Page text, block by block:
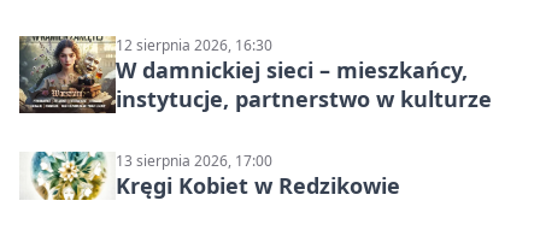
12 sierpnia 2026, 16:30
W damnickiej sieci – mieszkańcy,
instytucje, partnerstwo w kulturze
13 sierpnia 2026, 17:00
Kręgi Kobiet w Redzikowie